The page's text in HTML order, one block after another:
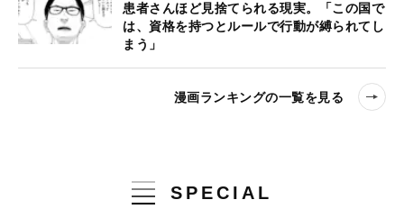
患者さんほど見捨てられる現実。「この国で
は、資格を持つとルールで行動が縛られてし
まう」
漫画ランキングの一覧を見る
SPECIAL